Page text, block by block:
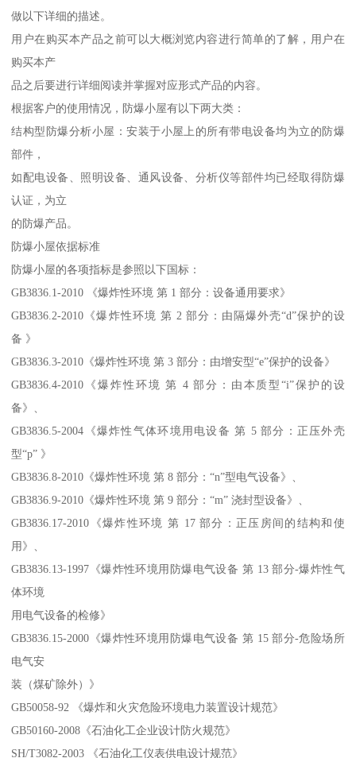
做以下详细的描述。
用户在购买本产品之前可以大概浏览内容进行简单的了解，用户在
购买本产
品之后要进行详细阅读并掌握对应形式产品的内容。
根据客户的使用情况，防爆小屋有以下两大类：
结构型防爆分析小屋：安装于小屋上的所有带电设备均为立的防爆
部件，
如配电设备、照明设备、通风设备、分析仪等部件均已经取得防爆
认证，为立
的防爆产品。
防爆小屋依据标准
防爆小屋的各项指标是参照以下国标：
GB3836.1-2010 《爆炸性环境 第 1 部分：设备通用要求》
GB3836.2-2010《爆炸性环境 第 2 部分：由隔爆外壳“d”保护的设
备 》
GB3836.3-2010《爆炸性环境 第 3 部分：由增安型“e”保护的设备》
GB3836.4-2010《爆炸性环境 第 4 部分：由本质型“i”保护的设
备》、
GB3836.5-2004《爆炸性气体环境用电设备 第 5 部分：正压外壳
型“p” 》
GB3836.8-2010《爆炸性环境 第 8 部分：“n”型电气设备》、
GB3836.9-2010《爆炸性环境 第 9 部分：“m” 浇封型设备》、
GB3836.17-2010《爆炸性环境 第 17 部分：正压房间的结构和使
用》、
GB3836.13-1997《爆炸性环境用防爆电气设备 第 13 部分-爆炸性气
体环境
用电气设备的检修》
GB3836.15-2000《爆炸性环境用防爆电气设备 第 15 部分-危险场所
电气安
装（煤矿除外）》
GB50058-92 《爆炸和火灾危险环境电力装置设计规范》
GB50160-2008《石油化工企业设计防火规范》
SH/T3082-2003 《石油化工仪表供电设计规范》